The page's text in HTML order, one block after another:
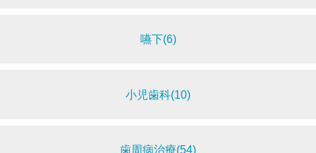
嚥下(6)
小児歯科(10)
歯周病治療(54)